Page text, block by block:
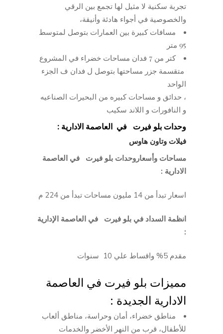
تجربة سكنية لا مثيل لها تجمع بين الرقي
والخصوصية في أجواء هادئة وأنيقة،
⁠مسافات كبيرة بين العمارات بتوصل لمتوسط
95 متر
كتر من 7 فدان مساحات خضراء في المشروع
⁠ متقسمة جزر مساحتها بتوصل ل فدان ف الجزء
الواحد
⁠، حدائق و مساحات كبيره من البحيرات الصناعيه
و النافورات و اللاند سكيب
وحدات بلو فيرت في العاصمة الادارية :
فيلات وتاون هاوس
مساحات وأسعاروحدات بلو فيرت في العاصمة
الادارية :
اسعار تبدأ من 14 مليون مساحات تبدأ من 224 م
انظمة السداد في بلو فيرت في العاصمة الإدارية
:
مقدم 5% واقساط علي 10 سنوات
مميزات بلو فيرت في العاصمة
الادارية الجديدة :
مناطق خضراء، أمان وحراسة، مناطق ألعاب
للأطفال، قرب من النهر الأخضر والخدمات